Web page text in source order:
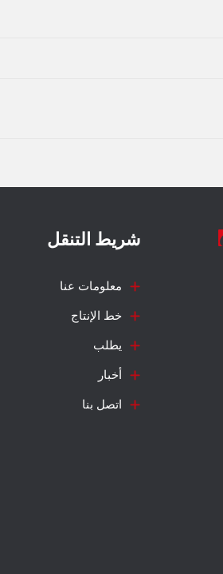
شريط التنقل
معلومات عنا
خط الإنتاج
يطلب
أخبار
اتصل بنا